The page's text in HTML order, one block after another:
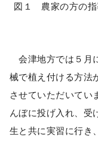
図１ 農家の方の指
会津地方では５月
械で植え付ける方法
させていただいてい
んぼに投げ入れ、受
生と共に実習に行き